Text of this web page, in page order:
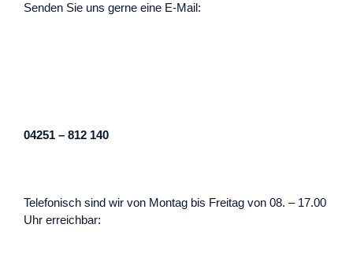
Senden Sie uns gerne eine E-Mail:
04251 – 812 140
Telefonisch sind wir von Montag bis Freitag von 08. – 17.00
Uhr erreichbar: